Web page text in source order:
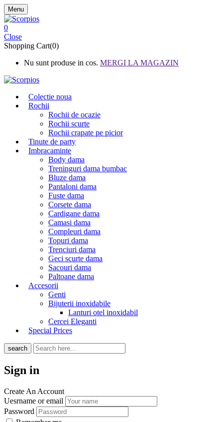
Menu
0
Close
Shopping Cart(0)
Nu sunt produse in cos. MERGI LA MAGAZIN
Colectie noua
Rochii
Rochii de ocazie
Rochii scurte
Rochii crapate pe picior
Tinute de party
Imbracaminte
Body dama
Treninguri dama bumbac
Bluze dama
Pantaloni dama
Fuste dama
Corsete dama
Cardigane dama
Camasi dama
Compleuri dama
Topuri dama
Trenciuri dama
Geci scurte dama
Sacouri dama
Paltoane dama
Accesorii
Genti
Bijuterii inoxidabile
Lanturi otel inoxidabil
Cercei Eleganti
Special Prices
search
Sign in
Create An Account
Uesrname or email
Password